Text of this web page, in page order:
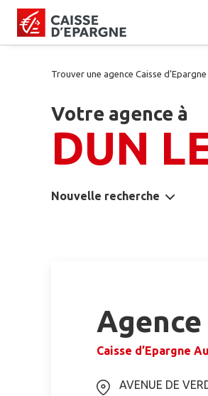
Trouver une agence Caisse d’Epargne
Votre agence à
DUN
Nouvelle recherche
Agence
Caisse d’Epargne
AVENUE DE